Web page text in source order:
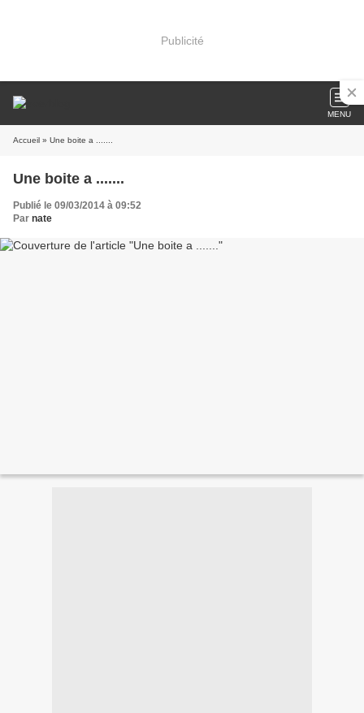
Publicité
MENU
Accueil » Une boite a .......
Une boite a .......
Publié le 09/03/2014 à 09:52
Par nate